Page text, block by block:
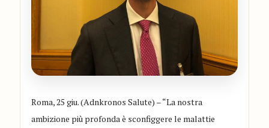
Roma, 25 giu. (Adnkronos Salute) – “La nostra
ambizione più profonda è sconfiggere le malattie